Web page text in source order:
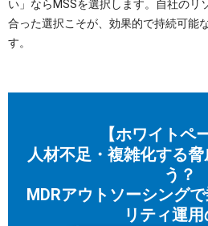
い」ならMSSを選択します。自社のリ
合った選択こそが、効果的で持続可能
す。
【ホワイトペ
人材不足・複雑化する
う？
MDRアウトソーシング
リティ運